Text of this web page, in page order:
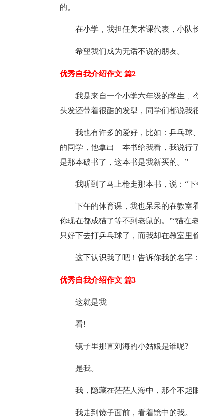
的。
在小学，我担任美术课代表，小队
希望我们成为无话不说的朋友。
优秀自我介绍作文 篇2
我是来自一个小学六年级的学生，
头发还带着很酷的发型，同学们都说我
我也有许多的爱好，比如：乒乓
的同学，他拿出一本书给我看，我说行
是那本破书了，这本书是我新买的。”
我听到了马上枪走那本书，说：“
下午的体育课，我也呆呆的在教室
你现在都成猫了等不到老鼠的。”“猫在
只好下去打乒乓球了，而我却在教室里
这下认识我了吧！告诉你我的名字
优秀自我介绍作文 篇3
这就是我
看!
镜子里那直刘海的小姑娘是谁呢?
是我。
我，隐藏在茫茫人海中，那个不起
我走到镜子面前，看着镜中的我。